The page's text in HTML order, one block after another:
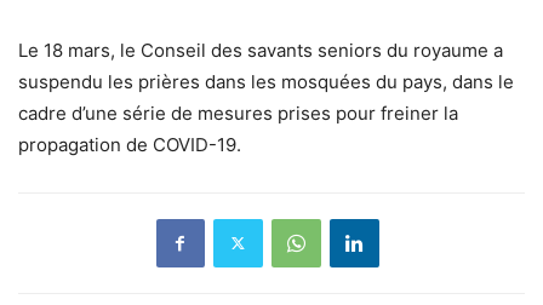
Le 18 mars, le Conseil des savants seniors du royaume a
suspendu les prières dans les mosquées du pays, dans le
cadre d’une série de mesures prises pour freiner la
propagation de COVID-19.